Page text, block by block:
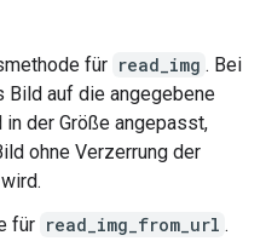
für read_img . Bei
auf die angegebene
der Größe angepasst,
ohne Verzerrung der
für read_img_from_url .